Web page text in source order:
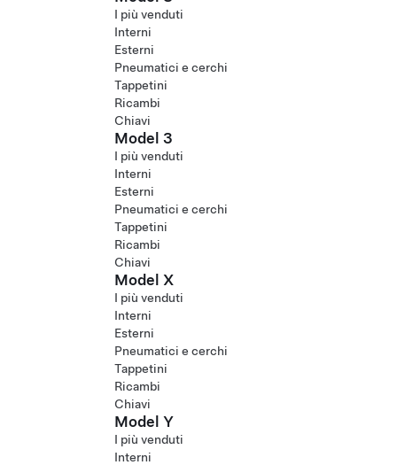
I più venduti
Interni
Esterni
Pneumatici e cerchi
Tappetini
Ricambi
Chiavi
Model 3
I più venduti
Interni
Esterni
Pneumatici e cerchi
Tappetini
Ricambi
Chiavi
Model X
I più venduti
Interni
Esterni
Pneumatici e cerchi
Tappetini
Ricambi
Chiavi
Model Y
I più venduti
Interni